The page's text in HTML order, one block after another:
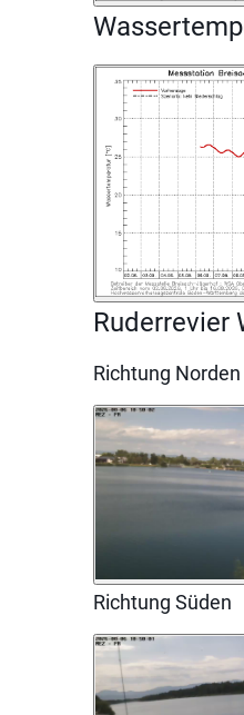
Ruderrevier
Richtung Norden
Richtung Süden